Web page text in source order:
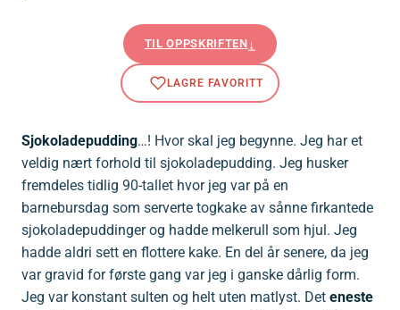
TIL OPPSKRIFTEN
Sjokoladepudding…! Hvor skal jeg begynne. Jeg har et
veldig nært forhold til sjokoladepudding. Jeg husker
fremdeles tidlig 90-tallet hvor jeg var på en
barnebursdag som serverte togkake av sånne firkantede
sjokoladepuddinger og hadde melkerull som hjul. Jeg
hadde aldri sett en flottere kake. En del år senere, da jeg
var gravid for første gang var jeg i ganske dårlig form.
Jeg var konstant sulten og helt uten matlyst. Det eneste